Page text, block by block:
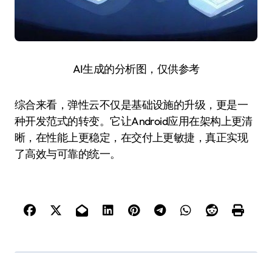
AI生成的分析图，仅供参考
综合来看，弹性云不仅是基础设施的升级，更是一
种开发范式的转变。它让Android应用在架构上更清
晰，在性能上更稳定，在交付上更敏捷，真正实现
了高效与可靠的统一。